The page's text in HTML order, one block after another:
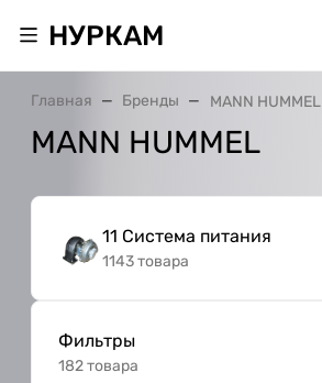
НУРКАМ
Главная Бренды MANN HUMMEL
MANN HUMMEL
11 Система питания
1143 товара
Фильтры
182 товара